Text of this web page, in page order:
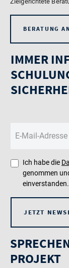
BERATUNG
IMMER
Ich habe die
genommen
einverstanden.
JETZT
PROJEKT